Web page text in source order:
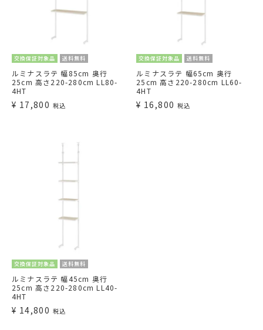
交換保証対象品 送料無料
ルミナスラテ 幅85cm 奥行
25cm 高さ220-280cm LL80-
4HT
¥ 17,800 税込
交換保証対象品 送料無料
ルミナスラテ 幅65cm 奥行
25cm 高さ220-280cm LL60-
4HT
¥ 16,800 税込
交換保証対象品 送料無料
ルミナスラテ 幅45cm 奥行
25cm 高さ220-280cm LL40-
4HT
¥ 14,800 税込